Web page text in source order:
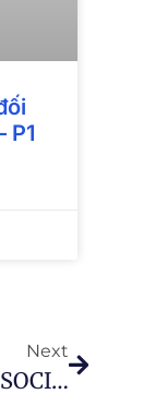
P1
Next
TỐI ƯU KÊNH ONLINE TRONG NGÀNH MỸ PHẨM: TỪ SOCIAL COMMERCE ĐẾN CHIẾN LƯỢC ĐA KÊNH